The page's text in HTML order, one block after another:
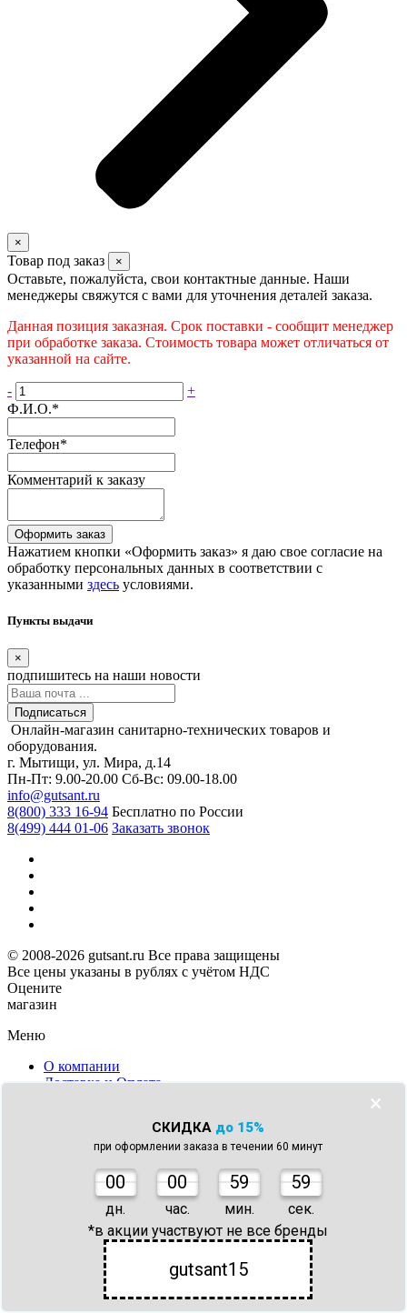
×
СКИДКА до 15%
при оформлении заказа в течении 60 минут
00
дн.
00
час.
59
мин.
59
сек.
*в акции участвуют не все бренды
gutsant15
×
Товар под заказ ×
Оставьте, пожалуйста, свои контактные данные. Наши
менеджеры свяжутся с вами для уточнения деталей заказа.
Данная позиция заказная. Срок поставки - сообщит менеджер
при обработке заказа. Стоимость товара может отличаться от
указанной на сайте.
-
+
Ф.И.О.*
Телефон*
Комментарий к заказу
Оформить заказ
Нажатием кнопки «Оформить заказ» я даю свое согласие на
обработку персональных данных в соответствии с
указанными здесь условиями.
Пункты выдачи
×
подпишитесь на наши новости
Подписаться
Онлайн-магазин санитарно-технических товаров и
оборудования.
г. Мытищи, ул. Мира, д.14
Пн-Пт: 9.00-20.00 Сб-Вс: 09.00-18.00
info@gutsant.ru
8(800) 333 16-94 Бесплатно по России
8(499) 444 01-06 Заказать звонок
© 2008-2026 gutsant.ru Все права защищены
Все цены указаны в рублях с учётом НДС
Оцените
магазин
Меню
О компании
Доставка и Оплата
Сантехника
Аксессуары для ванной
Мебель для ванной
Комплектующие
Для общественных мест